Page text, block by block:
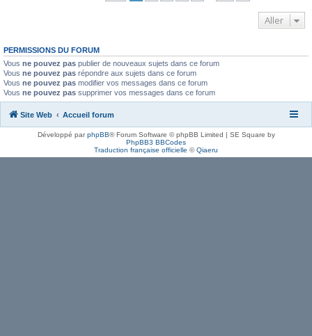
Aller
PERMISSIONS DU FORUM
Vous ne pouvez pas publier de nouveaux sujets dans ce forum
Vous ne pouvez pas répondre aux sujets dans ce forum
Vous ne pouvez pas modifier vos messages dans ce forum
Vous ne pouvez pas supprimer vos messages dans ce forum
Site Web Accueil forum
Développé parphpBB® Forum Software © phpBB Limited | SE Square by
PhpBB3 BBCodes
Traduction française officielle ©Qiaeru